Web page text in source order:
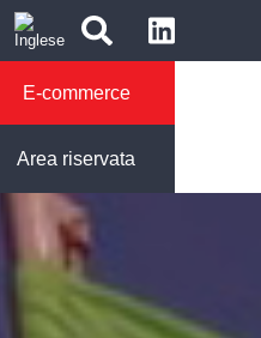
E-commerce
Area riservata